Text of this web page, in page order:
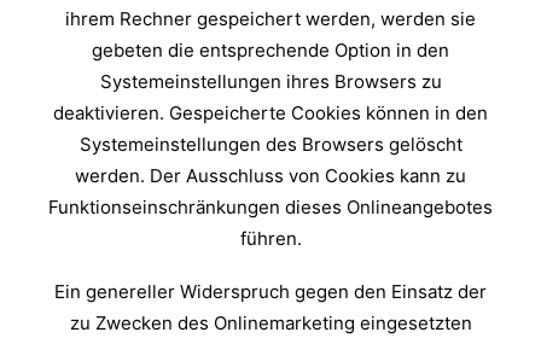
ihrem Rechner gespeichert werden, werden sie
gebeten die entsprechende Option in den
Systemeinstellungen ihres Browsers zu
deaktivieren. Gespeicherte Cookies können in den
Systemeinstellungen des Browsers gelöscht
werden. Der Ausschluss von Cookies kann zu
Funktionseinschränkungen dieses Onlineangebotes
führen.
Ein genereller Widerspruch gegen den Einsatz der
zu Zwecken des Onlinemarketing eingesetzten